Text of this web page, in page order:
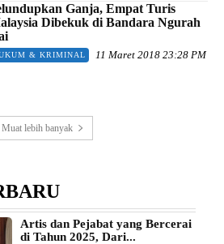
Ganja, Empat Turis
Dibekuk di Bandara Ngurah
& KRIMINAL 11 Maret 2018 23:28 PM
Muat lebih banyak
Artis dan Pejabat yang Bercerai
di Tahun 2025, Dari...